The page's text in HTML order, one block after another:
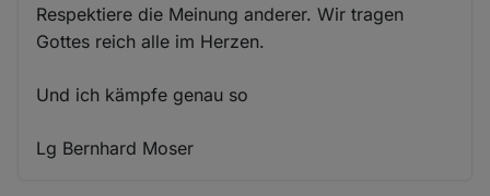
Respektiere die Meinung anderer. Wir tragen
Gottes reich alle im Herzen.
Und ich kämpfe genau so
Lg Bernhard Moser